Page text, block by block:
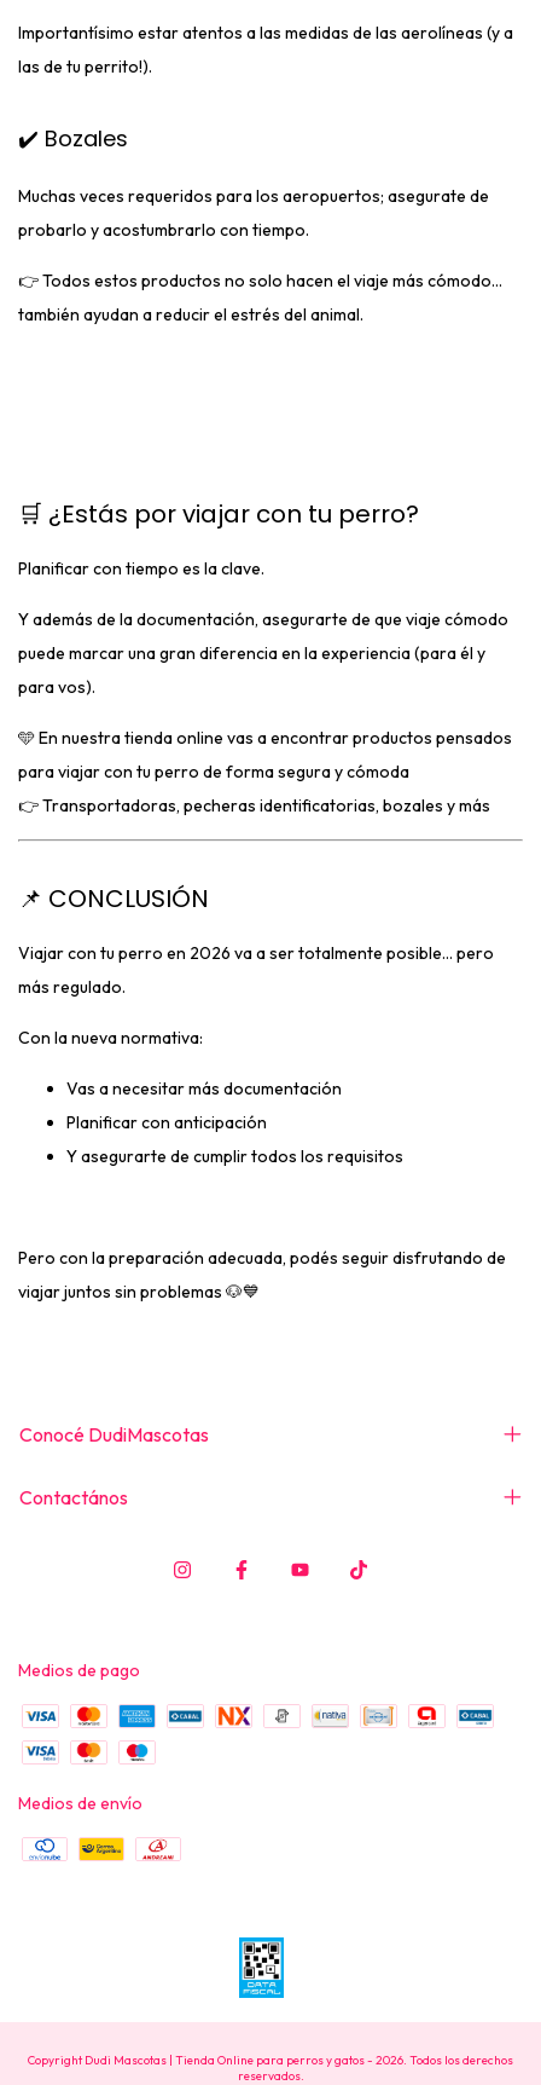
Importantísimo estar atentos a las medidas de las aerolíneas (y a
las de tu perrito!).
✔️ Bozales
Muchas veces requeridos para los aeropuertos; asegurate de
probarlo y acostumbrarlo con tiempo.
👉 Todos estos productos no solo hacen el viaje más cómodo…
también ayudan a reducir el estrés del animal.
🛒 ¿Estás por viajar con tu perro?
Planificar con tiempo es la clave.
Y además de la documentación, asegurarte de que viaje cómodo
puede marcar una gran diferencia en la experiencia (para él y
para vos).
🩵 En nuestra tienda online vas a encontrar productos pensados
para viajar con tu perro de forma segura y cómoda
👉 Transportadoras, pecheras identificatorias, bozales y más
📌 CONCLUSIÓN
Viajar con tu perro en 2026 va a ser totalmente posible… pero
más regulado.
Con la nueva normativa:
Vas a necesitar más documentación
Planificar con anticipación
Y asegurarte de cumplir todos los requisitos
Pero con la preparación adecuada, podés seguir disfrutando de
viajar juntos sin problemas 🐶💙
Conocé DudiMascotas
Contactános
Medios de pago
Medios de envío
Copyright Dudi Mascotas | Tienda Online para perros y gatos - 2026. Todos los derechos
reservados.